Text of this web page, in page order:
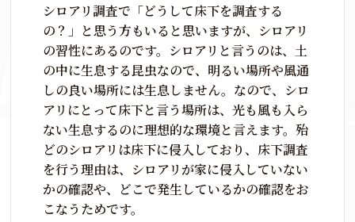
シロアリ調査で「どうして床下を調査する
の？」と思う方もいると思いますが、シロアリ
の習性にあるのです。シロアリと言うのは、土
の中に生息する昆虫なので、明るい場所や風通
しの良い場所には生息しません。なので、シロ
アリにとって床下と言う場所は、光も風も入ら
ない生息するのに理想的な環境と言えます。殆
どのシロアリは床下に侵入しており、床下調査
を行う理由は、シロアリが家に侵入していない
かの確認や、どこで発生しているかの確認をお
こなうためです。